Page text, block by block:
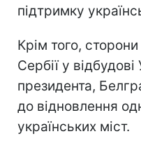
підтримку
Крім того,
Сербії у
президента,
до відновлення
українських міст.